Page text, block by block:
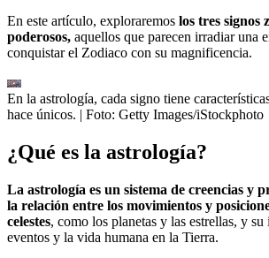
En este artículo, exploraremos los tres signos
poderosos, aquellos que parecen irradiar una
conquistar el Zodiaco con su magnificencia.
En la astrología, cada signo tiene
hace únicos. | Foto: Getty Images/iStockphoto
¿Qué es la astrología?
La astrología es un sistema de creencias y
la relación entre los movimientos y
celestes, como los planetas y las estrellas, y
eventos y la vida humana en la Tierra.